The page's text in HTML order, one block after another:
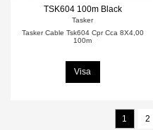
TSK604 100m Black
Tasker
Tasker Cable Tsk604 Cpr Cca 8X4,00
100m
Visa
1 2